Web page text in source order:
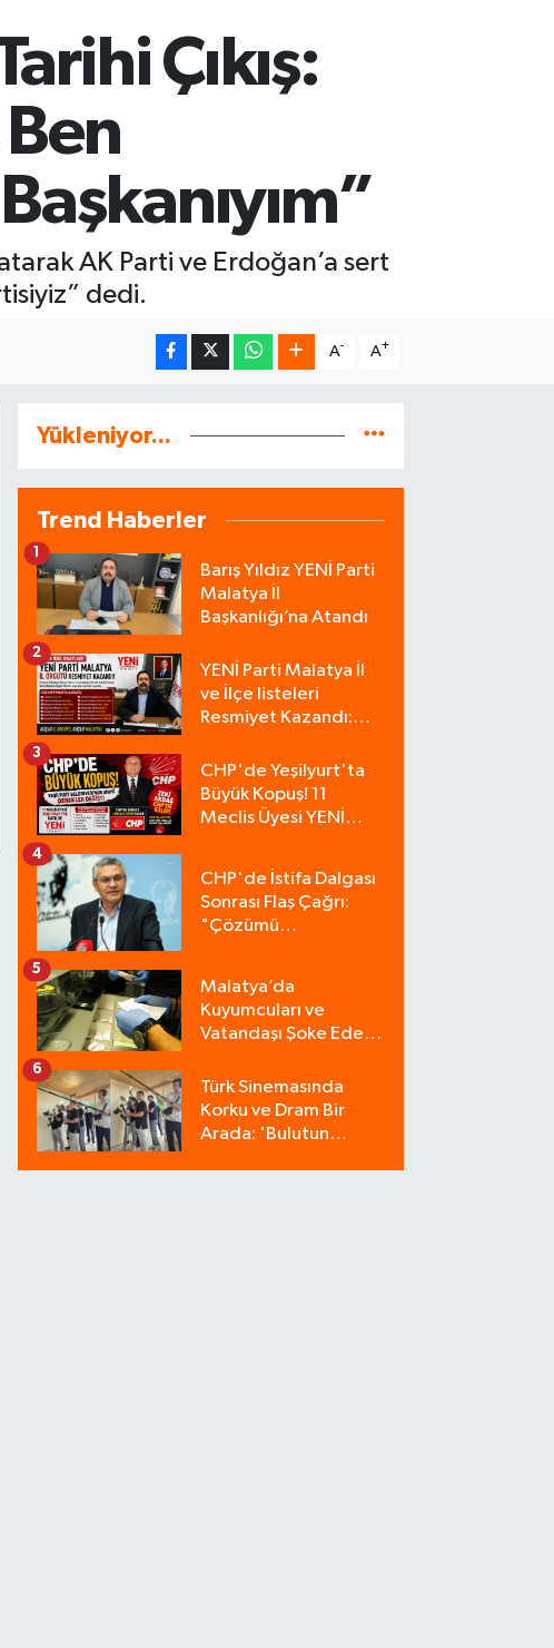
Çıkış:
Ben
AK Parti ve Erdoğan’a sert
dedi.
A- A+
Yükleniyor...
Trend Haberler
Barış Yıldız YENİ Parti
Malatya İl
Başkanlığı’na Atandı
1
YENİ Parti Malatya İl
ve İlçe listeleri
Resmiyet Kazandı:
2
CHP'de Yeşilyurt'ta
Büyük Kopuş! 11
Meclis Üyesi YENİ
Tek Üyeyle Kaldı
3
CHP'de İstifa Dalgası
Sonrası Flaş Çağrı:
"Çözümü
4
Malatya’da
Kuyumcuları ve
Vatandaşı Şoke Eden
Milyonluk Tuzağı Polis
Bozdu!
5
Türk Sinemasında
Korku ve Dram Bir
Arada: 'Bulutun
6